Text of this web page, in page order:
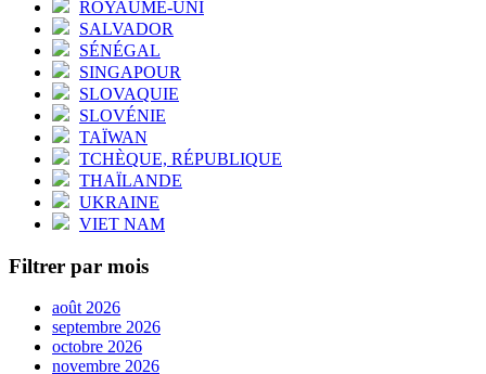
ROYAUME-UNI
SALVADOR
SÉNÉGAL
SINGAPOUR
SLOVAQUIE
SLOVÉNIE
TAÏWAN
TCHÈQUE, RÉPUBLIQUE
THAÏLANDE
UKRAINE
VIET NAM
Filtrer par mois
août 2026
septembre 2026
octobre 2026
novembre 2026